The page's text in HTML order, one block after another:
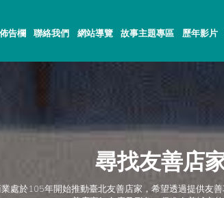
告欄 聯絡我們 網站導覽 故事主題專區 歷年影片
尋找友善店
處於105年開始推動臺北友善店家，希望透過提供友